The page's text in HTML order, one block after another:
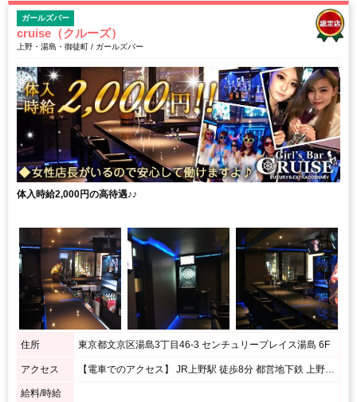
ガールズバー
cruise（クルーズ）
上野・湯島・御徒町 / ガールズバー
体入時給2,000円の高待遇♪♪
住所 東京都文京区湯島3丁目46-3 センチュリープレイス湯島 6F
アクセス 【電車でのアクセス】 JR上野駅 徒歩8分 都営地下鉄 上野御徒町駅/営団地下鉄 上野広小路駅 徒歩5分 JR御徒町駅 徒歩５分 東京メトロ千代田線湯島駅 2番出口徒歩30秒 【徒歩でのアクセス】 上野方面（仲町通り）から春日通り沿いをまっすぐきます。 すしざんまい湯島店が右側に見えますのでそちらのビルの６Fになります。 入り口はすしざんまいの角を右に入っていきます。
給料/時給